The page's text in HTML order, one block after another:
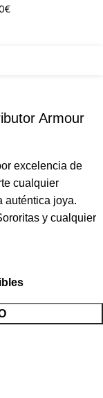
Armour
excelencia de
cualquier
auténtica joya.
y cualquier